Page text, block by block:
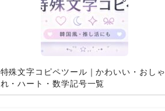
特殊文字コピペツール｜かわいい・おしゃ
れ・ハート・数学記号一覧